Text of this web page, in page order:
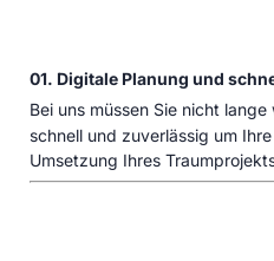
01. Digitale Planung und
Bei uns müssen Sie nicht
schnell und zuverlässig um
Umsetzung Ihres